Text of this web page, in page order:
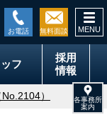
フ
採用
情報
）